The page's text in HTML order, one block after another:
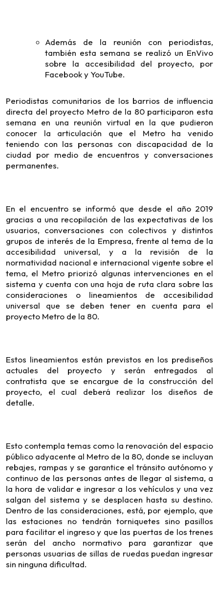
Además de la reunión con periodistas,
también esta semana se realizó un EnVivo
sobre la accesibilidad del proyecto, por
Facebook y YouTube.
Periodistas comunitarios de los barrios de influencia
directa del proyecto Metro de la 80 participaron esta
semana en una reunión virtual en la que pudieron
conocer la articulación que el Metro ha venido
teniendo con las personas con discapacidad de la
ciudad por medio de encuentros y conversaciones
permanentes.
En el encuentro se informó que desde el año 2019
gracias a una recopilación de las expectativas de los
usuarios, conversaciones con colectivos y distintos
grupos de interés de la Empresa, frente al tema de la
accesibilidad universal, y a la revisión de la
normatividad nacional e internacional vigente sobre el
tema, el Metro priorizó algunas intervenciones en el
sistema y cuenta con una hoja de ruta clara sobre las
consideraciones o lineamientos de accesibilidad
universal que se deben tener en cuenta para el
proyecto Metro de la 80.
Estos lineamientos están previstos en los prediseños
actuales del proyecto y serán entregados al
contratista que se encargue de la construcción del
proyecto, el cual deberá realizar los diseños de
detalle.
Esto contempla temas como la renovación del espacio
público adyacente al Metro de la 80, donde se incluyan
rebajes, rampas y se garantice el tránsito autónomo y
continuo de las personas antes de llegar al sistema, a
la hora de validar e ingresar a los vehículos y una vez
salgan del sistema y se desplacen hasta su destino.
Dentro de las consideraciones, está, por ejemplo, que
las estaciones no tendrán torniquetes sino pasillos
para facilitar el ingreso y que las puertas de los trenes
serán del ancho normativo para garantizar que
personas usuarias de sillas de ruedas puedan ingresar
sin ninguna dificultad.